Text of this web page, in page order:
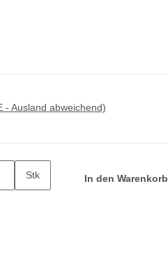
- Ausland abweichend)
Stk In den Warenkorb